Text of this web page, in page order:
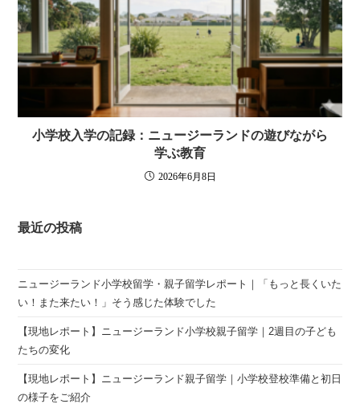
小学校入学の記録：ニュージーランドの遊びながら
学ぶ教育
2026年6月8日
最近の投稿
ニュージーランド小学校留学・親子留学レポート｜「もっと長くいた
い！また来たい！」そう感じた体験でした
【現地レポート】ニュージーランド小学校親子留学｜2週目の子ども
たちの変化
【現地レポート】ニュージーランド親子留学｜小学校登校準備と初日
の様子をご紹介